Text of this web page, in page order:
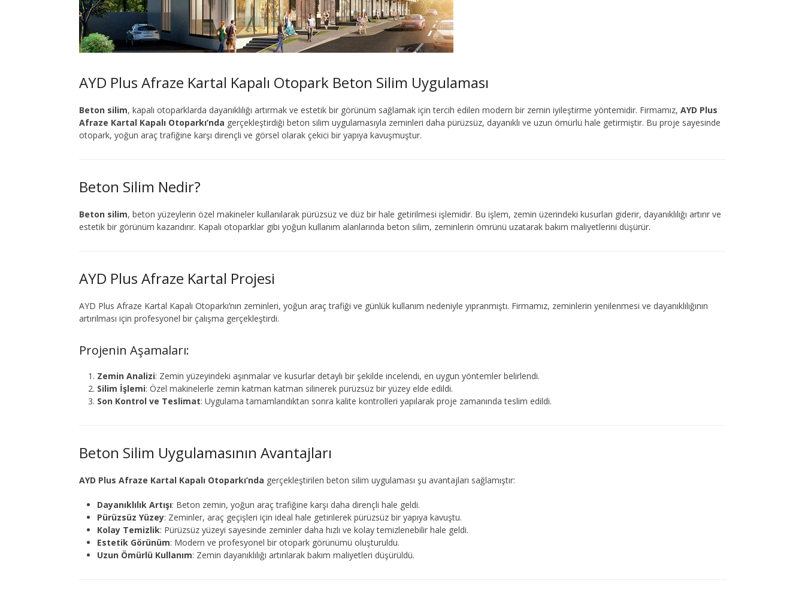
AYD Plus Afraze Kartal Kapalı Otopark Beton Silim Uygulaması
Beton silim, kapalı otoparklarda dayanıklılığı artırmak ve estetik bir görünüm sağlamak için tercih edilen modern bir zemin iyileştirme yöntemidir. Firmamız, AYD Plus
Afraze Kartal Kapalı Otoparkı’nda gerçekleştirdiği beton silim uygulamasıyla zeminleri daha pürüzsüz, dayanıklı ve uzun ömürlü hale getirmiştir. Bu proje sayesinde
otopark, yoğun araç trafiğine karşı dirençli ve görsel olarak çekici bir yapıya kavuşmuştur.
Beton Silim Nedir?
Beton silim, beton yüzeylerin özel makineler kullanılarak pürüzsüz ve düz bir hale getirilmesi işlemidir. Bu işlem, zemin üzerindeki kusurları giderir, dayanıklılığı artırır ve
estetik bir görünüm kazandırır. Kapalı otoparklar gibi yoğun kullanım alanlarında beton silim, zeminlerin ömrünü uzatarak bakım maliyetlerini düşürür.
AYD Plus Afraze Kartal Projesi
AYD Plus Afraze Kartal Kapalı Otoparkı’nın zeminleri, yoğun araç trafiği ve günlük kullanım nedeniyle yıpranmıştı. Firmamız, zeminlerin yenilenmesi ve dayanıklılığının
artırılması için profesyonel bir çalışma gerçekleştirdi.
Projenin Aşamaları:
Zemin Analizi: Zemin yüzeyindeki aşınmalar ve kusurlar detaylı bir şekilde incelendi, en uygun yöntemler belirlendi.
Silim İşlemi: Özel makinelerle zemin katman katman silinerek pürüzsüz bir yüzey elde edildi.
Son Kontrol ve Teslimat: Uygulama tamamlandıktan sonra kalite kontrolleri yapılarak proje zamanında teslim edildi.
Beton Silim Uygulamasının Avantajları
AYD Plus Afraze Kartal Kapalı Otoparkı’nda gerçekleştirilen beton silim uygulaması şu avantajları sağlamıştır:
Dayanıklılık Artışı: Beton zemin, yoğun araç trafiğine karşı daha dirençli hale geldi.
Pürüzsüz Yüzey: Zeminler, araç geçişleri için ideal hale getirilerek pürüzsüz bir yapıya kavuştu.
Kolay Temizlik: Pürüzsüz yüzeyi sayesinde zeminler daha hızlı ve kolay temizlenebilir hale geldi.
Estetik Görünüm: Modern ve profesyonel bir otopark görünümü oluşturuldu.
Uzun Ömürlü Kullanım: Zemin dayanıklılığı artırılarak bakım maliyetleri düşürüldü.